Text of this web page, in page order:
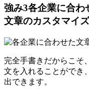
強み3各企業に合わ
文章のカスタマイ
完全手書きだからこそ
文を入れることができ
出できます。